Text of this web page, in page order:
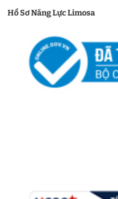
Hồ Sơ Năng Lực Limosa